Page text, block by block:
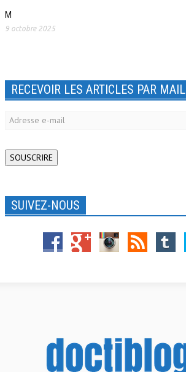
M
9 octobre 2025
RECEVOIR LES ARTICLES PAR MAIL
Adresse
SOUSCRIRE
SUIVEZ-NOUS